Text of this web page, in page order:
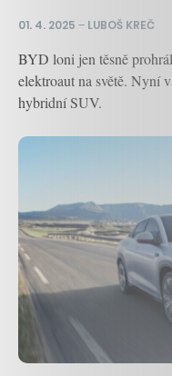
01. 4. 2025 – LUBOŠ KREČ
BYD loni jen těsně
elektroaut na světě. Nyní
hybridní SUV.